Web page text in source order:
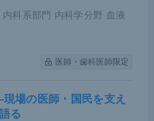
学術集会に
向き合い、よりよい手
講座運営にあたってき
内科系部門 内科学分野 血液
医師・歯科医師限定
場の医師・国民を支え
る